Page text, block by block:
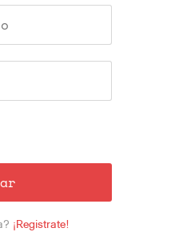
¡Registrate!